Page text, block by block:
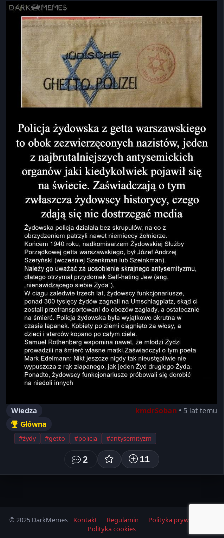
Wiedza kmdrSoban • 5 lat temu
Główna
#żydy #getto #policja #antysemityzm
2 11
© 2025 DarkMemes Kontakt Regulamin
Polityka prywatności
Polityka cookies